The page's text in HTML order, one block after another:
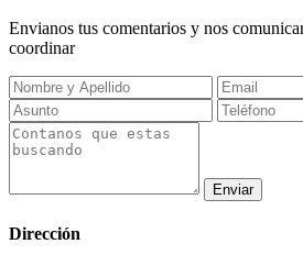
Envianos tus comentarios y nos
coordinar
Dirección